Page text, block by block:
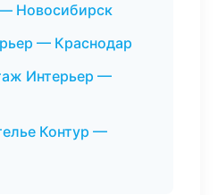
Новосибирск
— Краснодар
Интерьер —
Контур —